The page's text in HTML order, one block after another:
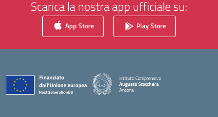
Scarica la nostra app ufficiale su:
App Store Play Store
Istituto Comprensivo
Augusto Scocchera
Ancona